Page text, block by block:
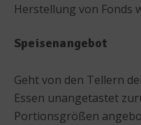
Herstellung von Fonds
Speisenangebot
Geht von den Tellern
Essen unangetastet
Portionsgrößen